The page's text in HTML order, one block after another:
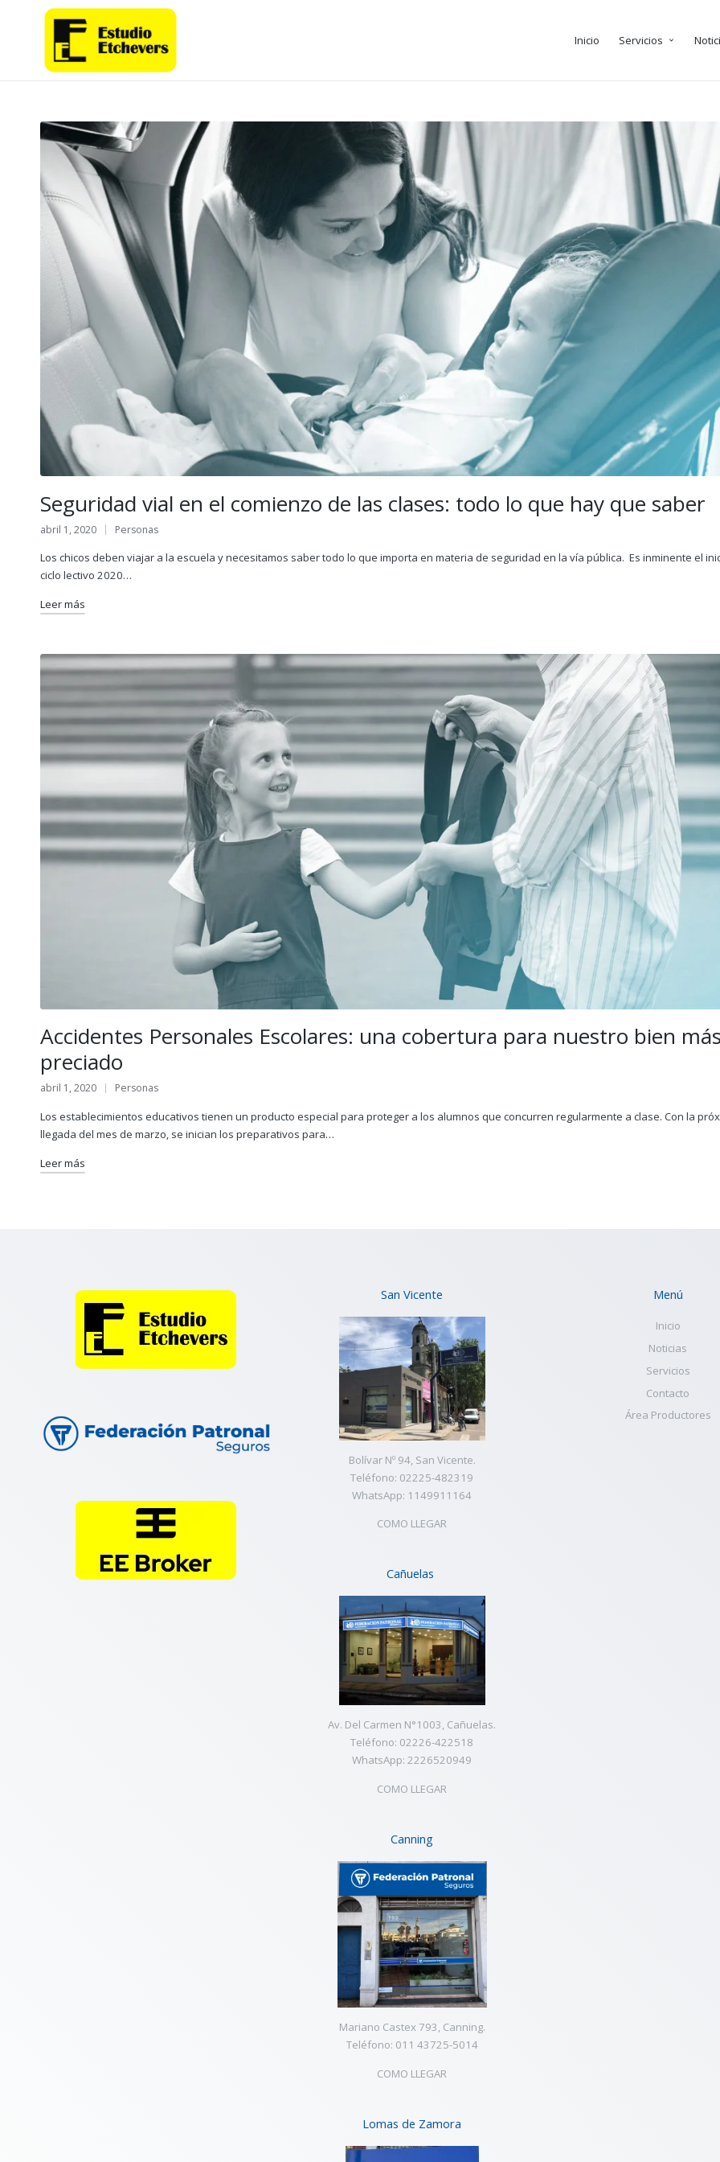
Inicio Servicios
Seguridad vial en el comienzo de las clases: todo lo que hay que saber
abril 1, 2020
Publicado
en
Personas
Los chicos deben viajar a la escuela y necesitamos saber todo lo que importa en materia de seguridad en la vía pública. Es inminente el
ciclo lectivo 2020…
Leer más
Accidentes Personales Escolares: una cobertura para nuestro bien
preciado
abril 1, 2020
Publicado
en
Personas
Los establecimientos educativos tienen un producto especial para proteger a los alumnos que concurren regularmente a clase. Con la
llegada del mes de marzo, se inician los preparativos para…
Leer más
San Vicente
Bolívar Nº 94, San Vicente.
Teléfono: 02225-482319
WhatsApp: 1149911164
COMO LLEGAR
Cañuelas
Av. Del Carmen N°1003, Cañuelas.
Teléfono: 02226-422518
WhatsApp: 2226520949
COMO LLEGAR
Canning
Mariano Castex 793, Canning.
Teléfono: 011 43725-5014
COMO LLEGAR
Lomas de Zamora
Menú
Inicio
Noticias
Servicios
Contacto
Área Productores